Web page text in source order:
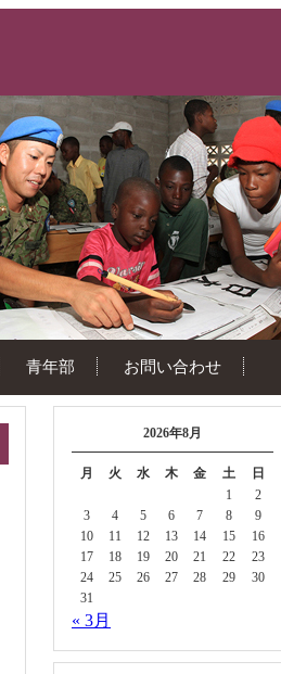
青年部 お問い合わせ
2026年8月
月 火 水 木 金 土
日
1
2
3
4 5 6 7 8
9
10
11 12 13 14 15
16
17
18 19 20 21 22
23
24
25 26 27 28 29
30
31
« 3月